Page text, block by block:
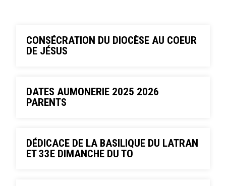
CONSÉCRATION DU DIOCÈSE AU COEUR
DE JÉSUS
DATES AUMONERIE 2025 2026
PARENTS
DÉDICACE DE LA BASILIQUE DU LATRAN
ET 33E DIMANCHE DU TO